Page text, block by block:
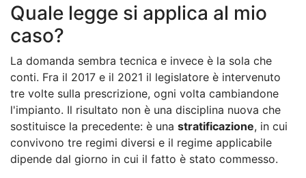
Quale legge si applica al mio
caso?
La domanda sembra tecnica e invece è la sola che
conti. Fra il 2017 e il 2021 il legislatore è intervenuto
tre volte sulla prescrizione, ogni volta cambiandone
l'impianto. Il risultato non è una disciplina nuova che
sostituisce la precedente: è una stratificazione, in cui
convivono tre regimi diversi e il regime applicabile
dipende dal giorno in cui il fatto è stato commesso.